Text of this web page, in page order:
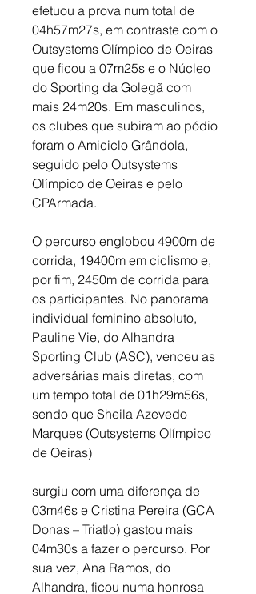
efetuou a prova num total de
04h57m27s, em contraste com o
Outsystems Olímpico de Oeiras
que ficou a 07m25s e o Núcleo
do Sporting da Golegã com
mais 24m20s. Em masculinos,
os clubes que subiram ao pódio
foram o Amiciclo Grândola,
seguido pelo Outsystems
Olímpico de Oeiras e pelo
CPArmada.
O percurso englobou 4900m de
corrida, 19400m em ciclismo e,
por fim, 2450m de corrida para
os participantes. No panorama
individual feminino absoluto,
Pauline Vie, do Alhandra
Sporting Club (ASC), venceu as
adversárias mais diretas, com
um tempo total de 01h29m56s,
sendo que Sheila Azevedo
Marques (Outsystems Olímpico
de Oeiras)
surgiu com uma diferença de
03m46s e Cristina Pereira (GCA
Donas – Triatlo) gastou mais
04m30s a fazer o percurso. Por
sua vez, Ana Ramos, do
Alhandra, ficou numa honrosa